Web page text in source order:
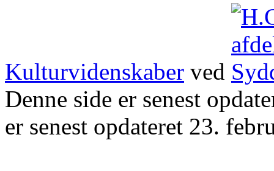
Kulturvidenskaber ved
Denne side er senest
er senest opdateret 23.